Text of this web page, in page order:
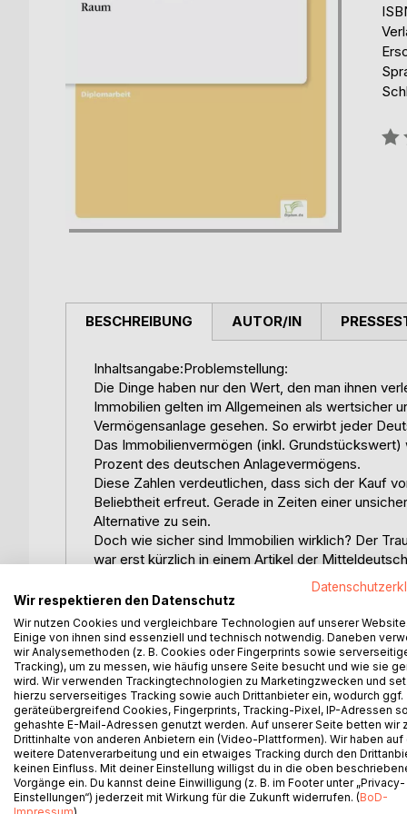
BESCHREIBUNG
Inhaltsangabe:Problemstellung:
Die Dinge haben nur den Wert, den man ihnen
Immobilien gelten im Allgemeinen als wertsicher
Vermögensanlage gesehen. So erwirbt jeder
Das Immobilienvermögen (inkl. Grundstückswert)
Prozent des deutschen Anlagevermögens.
Diese Zahlen verdeutlichen, dass sich der Kauf
Beliebtheit erfreut. Gerade in Zeiten einer
Alternative zu sein.
Doch wie sicher sind Immobilien wirklich? Der
war erst kürzlich in einem Artikel der
Zwangsversteigerungen in Sachsen-Anhalt
So standen laut Aufterbeck im Jahr 2003 von
Immobilien im Verkehrswert von 18,8 Mrd.  bei
besorgniserregende Tendenz lässt es nötig
Die folgende Arbeit verfolgt das Ziel, sowohl
auch Mitarbeitern von Versicherungen und
Bietinteressenten von Wohneigentum und
Auskunft über Verfahrensweisen, Tendenzen
Beispiel einer repräsentativen Region im
Gang der Untersuchung:
Unter Mitteldeutschland / Mitteldeutschem
Freistaaten Sachsen und Thüringen sowie das
Da es im Rahmen dieser Arbeit nicht möglich
AUTOR/IN
Wir respektieren den Datenschutz
Wir nutzen Cookies und vergleichbare Technologien auf unserer Website.
Einige von ihnen sind essenziell und technisch notwendig. Daneben
wir Analysemethoden (z. B. Cookies oder Fingerprints sowie
Tracking), um zu messen, wie häufig unsere Seite besucht und wie sie
wird. Wir verwenden Trackingtechnologien zu Marketingzwecken und
hierzu serverseitiges Tracking sowie auch Drittanbieter ein, wodurch ggf.
geräteübergreifend Cookies, Fingerprints, Tracking-Pixel, IP-Adressen
gehashte E-Mail-Adressen genutzt werden. Auf unserer Seite betten wir
Drittinhalte von anderen Anbietern ein (Video-Plattformen). Wir haben auf
weitere Datenverarbeitung und ein etwaiges Tracking durch den
keinen Einfluss. Mit deiner Einstellung willigst du in die oben
Vorgänge ein. Du kannst deine Einwilligung (z. B. im Footer unter „Privacy-
Einstellungen“) jederzeit mit Wirkung für die Zukunft widerrufen. (BoD-
Impressum)